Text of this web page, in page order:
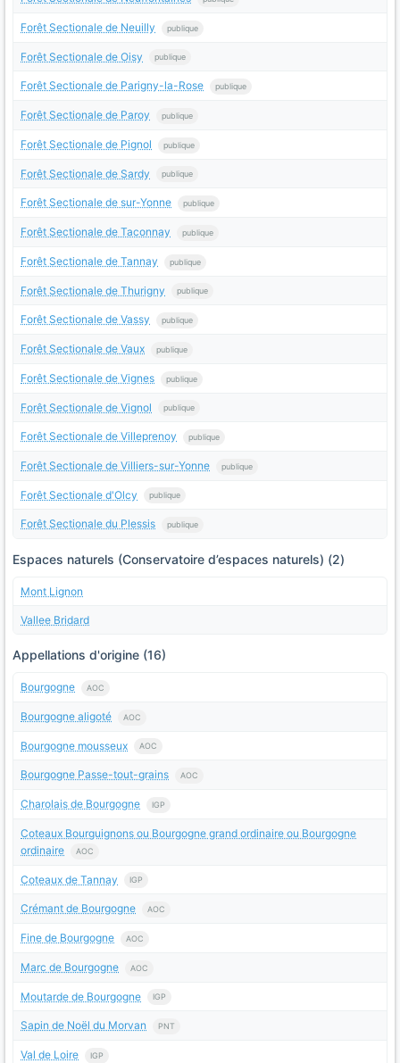
Forêt Sectionale de Neuilly publique
Forêt Sectionale de Oisy publique
Forêt Sectionale de Parigny-la-Rose publique
Forêt Sectionale de Paroy publique
Forêt Sectionale de Pignol publique
Forêt Sectionale de Sardy publique
Forêt Sectionale de sur-Yonne publique
Forêt Sectionale de Taconnay publique
Forêt Sectionale de Tannay publique
Forêt Sectionale de Thurigny publique
Forêt Sectionale de Vassy publique
Forêt Sectionale de Vaux publique
Forêt Sectionale de Vignes publique
Forêt Sectionale de Vignol publique
Forêt Sectionale de Villeprenoy publique
Forêt Sectionale de Villiers-sur-Yonne publique
Forêt Sectionale d'Olcy publique
Forêt Sectionale du Plessis publique
Espaces naturels (Conservatoire d’espaces naturels) (2)
Mont Lignon
Vallee Bridard
Appellations d'origine (16)
Bourgogne AOC
Bourgogne aligoté AOC
Bourgogne mousseux AOC
Bourgogne Passe-tout-grains AOC
Charolais de Bourgogne IGP
Coteaux Bourguignons ou Bourgogne grand ordinaire ou Bourgogne
ordinaire
AOC
Coteaux de Tannay IGP
Crémant de Bourgogne AOC
Fine de Bourgogne AOC
Marc de Bourgogne AOC
Moutarde de Bourgogne IGP
Sapin de Noël du Morvan PNT
Val de Loire IGP